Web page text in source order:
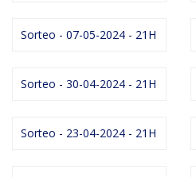
Sorteo - 07-05-2024 - 21H
Sorteo - 30-04-2024 - 21H
Sorteo - 23-04-2024 - 21H